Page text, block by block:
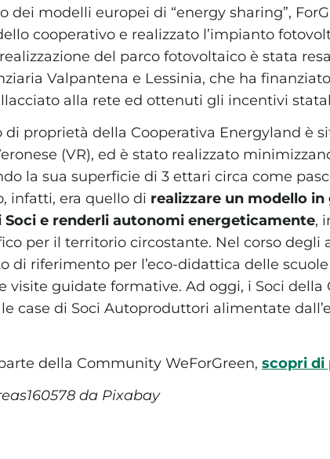
dei modelli europei di “energy sharing”,
cooperativo e realizzato l’impianto
del parco fotovoltaico è stata
Valpantena e Lessinia, che ha
alla rete ed ottenuti gli incentivi
di proprietà della Cooperativa Energyland è
(VR), ed è stato realizzato
la sua superficie di 3 ettari circa come
infatti, era quello di realizzare un modello
e renderli autonomi energeticamente,
per il territorio circostante. Nel corso degli
di riferimento per l’eco-didattica delle
visite guidate formative. Ad oggi, i Soci della
le case di Soci Autoproduttori alimentate
della Community WeForGreen, scopri di
da Pixabay